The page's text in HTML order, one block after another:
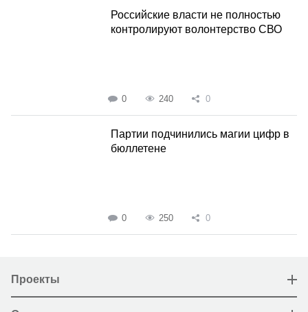
Российские власти не полностью
контролируют волонтерство СВО
0 240 0
Партии подчинились магии цифр в
бюллетене
0 250 0
Проекты